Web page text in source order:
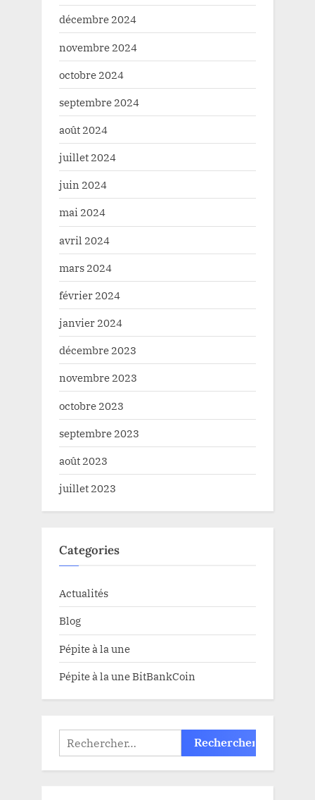
décembre 2024
novembre 2024
octobre 2024
septembre 2024
août 2024
juillet 2024
juin 2024
mai 2024
avril 2024
mars 2024
février 2024
janvier 2024
décembre 2023
novembre 2023
octobre 2023
septembre 2023
août 2023
juillet 2023
Categories
Actualités
Blog
Pépite à la une
Pépite à la une BitBankCoin
Rechercher :